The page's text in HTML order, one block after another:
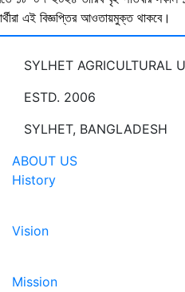
এই বিজ্ঞপ্তির আওতায়মুক্ত থাকবে।
SYLHET AGRICULTURAL
ESTD. 2006
SYLHET, BANGLADESH
ABOUT US
History
Vision
Mission